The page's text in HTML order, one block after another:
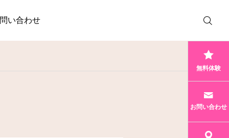
い合わせ
無料体験
お問い合わせ